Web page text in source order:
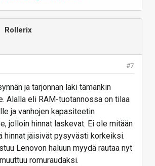
Rollerix
#7
ja tarjonnan laki tämänkin
Alalla eli RAM-tuotannossa on tilaa
ja vanhojen kapasiteetin
jolloin hinnat laskevat. Ei ole mitään
hinnat jäisivät pysyvästi korkeiksi.
Lenovon haluun myydä rautaa nyt
romuraudaksi.